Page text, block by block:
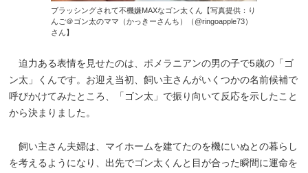
ブラッシングされて不機嫌MAXなゴン太くん【写真提供：り
んご＠ゴン太のママ（かっきーさんち）（@ringoapple73）
さん】
迫力ある表情を見せたのは、ポメラニアンの男の子で5歳の「ゴ
ン太」くんです。お迎え当初、飼い主さんがいくつかの名前候補で
呼びかけてみたところ、「ゴン太」で振り向いて反応を示したこと
から決まりました。
飼い主さん夫婦は、マイホームを建てたのを機にいぬとの暮らし
を考えるようになり、出先でゴン太くんと目が合った瞬間に運命を